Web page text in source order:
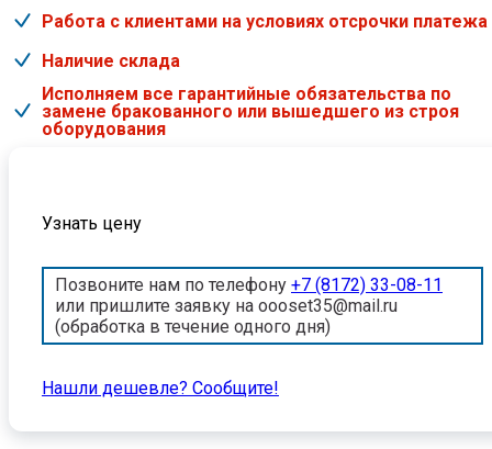
Работа с клиентами на условиях отсрочки платежа
Наличие склада
Исполняем все гарантийные обязательства по
замене бракованного или вышедшего из строя
оборудования
Узнать цену
Позвоните нам по телефону +7 (8172) 33-08-11
или пришлите заявку на oooset35@mail.ru
(обработка в течение одного дня)
Нашли дешевле? Cообщите!